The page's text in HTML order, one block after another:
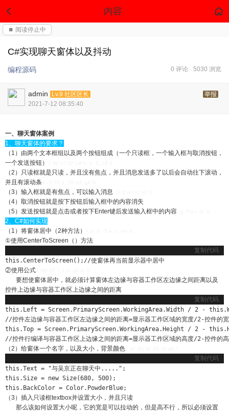
内容
⏹ 阅读停止中
C#实现聊天窗体以及抖动
编程源码 5030 浏览
0 评论
admin Lv.9 社区区长
举报
2021-7-12 08:35:40
一、聊天窗体案例
1、聊天窗体的要求？
（1）由两个文本框组以及两个按钮组成（一个只读框，一个输入框与取消按钮，
一个发送按钮）
（2）只读框就是只读，并且没有焦点，并且消息发送多了以后会自动往下滚动，
并且有滚动条
（3）输入框就是有焦点，可以输入消息
（4）取消按钮就是按下按钮后输入框中的内容消失
（5）发送按钮就是点击或者按下Enter键后发送输入框中的内容
2、C#如何实现
（1）将窗体居中（2种方法）
①使用CenterToScreen（）方法
复制代码
this.CenterToScreen();//使窗体再当前显示器中居中
②使用公式
要想使窗体居中，就必须计算窗体左边缘与容器工作区左边缘之间距离以及
控件上边缘与容器工作区上边缘之间的距离
复制代码
this.Left = Screen.PrimaryScreen.WorkingArea.Width / 2 -
//控件左边缘与容器工作区左边缘之间的距离=显示器工作区域的宽度/2-控件的
this.Top = Screen.PrimaryScreen.WorkingArea.Height / 2 -
//控件行编译与容器工作区上边缘之间的距离=显示器工作区域的高度/2-控件的
（2）给窗体一个名字，以及大小，背景颜色
复制代码
this.Text = "与吴京正在聊天中.....";
this.Size = new Size(680, 500);
this.BackColor = Color.PowderBlue;
（3）插入只读框textbox并设置大小，并且只读
那么该如何设置大小呢，它的宽是可以拉动的，但是高不行，所以必须设置